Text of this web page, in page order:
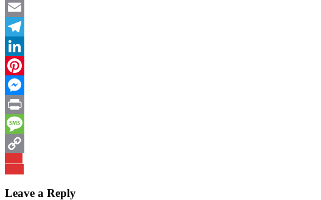
Twitter
Email
Telegram
LinkedIn
Pinterest
Messenger
Print
Message
Copy
Post
navigation
Leave a Reply